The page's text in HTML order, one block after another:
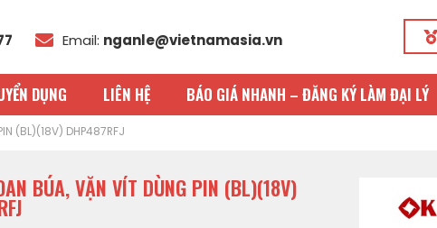
Email: nganle@vietnamasia.vn
DỤNG LIÊN HỆ BÁO GIÁ NHANH – ĐĂNG KÝ LÀM ĐẠI LÝ
(BL)(18V) DHP487RFJ
BÚA, VẶN VÍT DÙNG PIN (BL)(18V)